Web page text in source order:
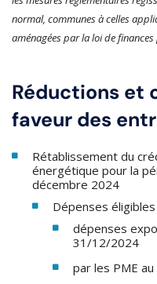
normal, communes à celles
aménagées par la loi de
Réductions et
faveur des
Rétablissement du
énergétique pour la
décembre 2024
Dépenses éligibles
dépenses
31/12/2024
par les PME